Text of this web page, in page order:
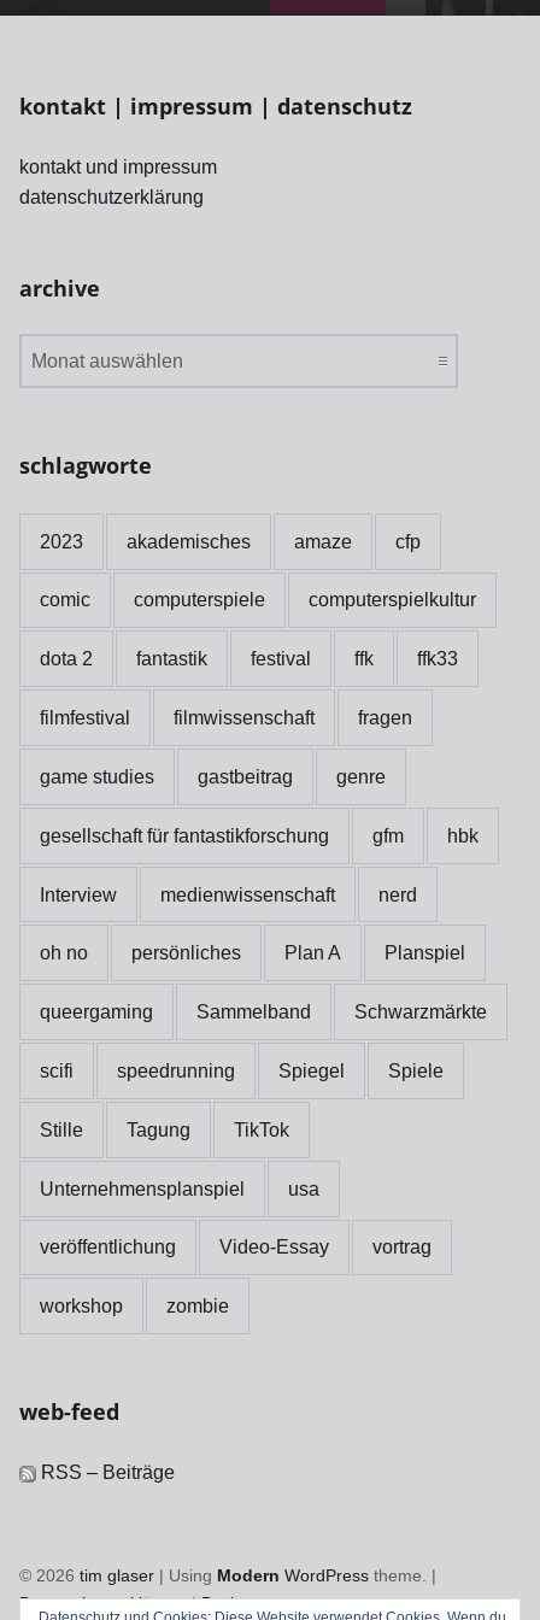
kontakt | impressum | datenschutz
kontakt und impressum
datenschutzerklärung
archive
archive
schlagworte
2023 akademisches amaze cfp
comic computerspiele computerspielkultur
dota 2 fantastik festival ffk ffk33
filmfestival filmwissenschaft fragen
game studies gastbeitrag genre
gesellschaft für fantastikforschung gfm hbk
Interview medienwissenschaft nerd
oh no persönliches Plan A Planspiel
queergaming Sammelband Schwarzmärkte
scifi speedrunning Spiegel Spiele
Stille Tagung TikTok
Unternehmensplanspiel usa
veröffentlichung Video-Essay vortrag
workshop zombie
web-feed
RSS – Beiträge
© 2026 tim glaser | Using Modern WordPress theme. |
Datenschutzerklärung |Back to top ↑